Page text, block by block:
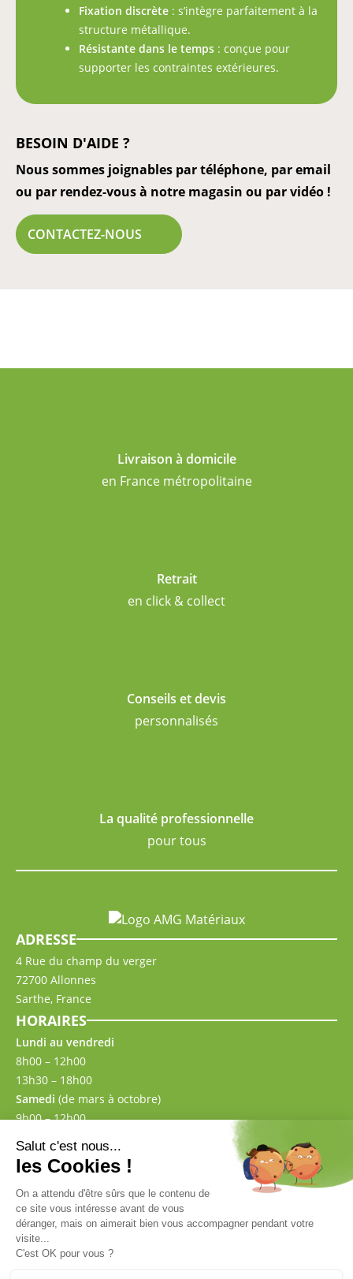
Fixation discrète : s’intègre parfaitement à la
structure métallique.
Résistante dans le temps : conçue pour
supporter les contraintes extérieures.
BESOIN D'AIDE ?
Nous sommes joignables par téléphone, par email
ou par rendez-vous à notre magasin ou par vidéo !
CONTACTEZ-NOUS
Livraison à domicile
en France métropolitaine
Retrait
en click & collect
Conseils et devis
personnalisés
La qualité professionnelle
pour tous
ADRESSE
4 Rue du champ du verger
72700 Allonnes
Sarthe, France
HORAIRES
Lundi au vendredi
8h00 – 12h00
13h30 – 18h00
Samedi (de mars à octobre)
9h00 – 12h00
02 43 57 00 87